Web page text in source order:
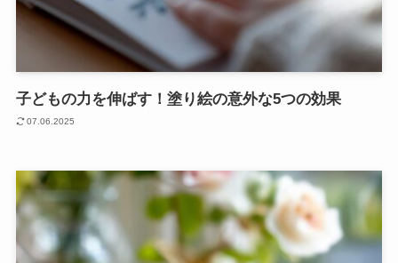
子どもの力を伸ばす！塗り絵の意外な5つの効果
07.06.2025